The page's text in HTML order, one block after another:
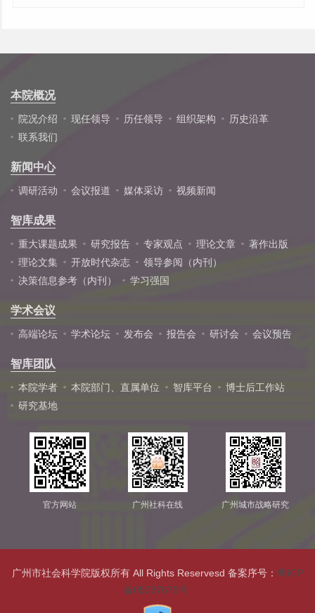
本院概况
院况介绍 现任领导 历任领导 组织架构
历史沿革
联系我们
新闻中心
调研活动 会议报道 媒体采访 视频新闻
智库成果
重大课题成果 研究报告 专家观点 理论文章
著作出版
理论文集
开放时代杂志
领导参阅（内刊）
决策信息参考（内刊）
学习强国
学术会议
高端论坛 学术论坛 发布会 报告会 研讨会 会议预告
智库团队
本院学者 本院部门、直属单位 智库平台
博士后工作站
研究基地
官方网站 广州社科在线 广州城市战略研究
广州市社会科学院版权所有 All Rights Reservesd 备案序号： 粤ICP
备05087679号